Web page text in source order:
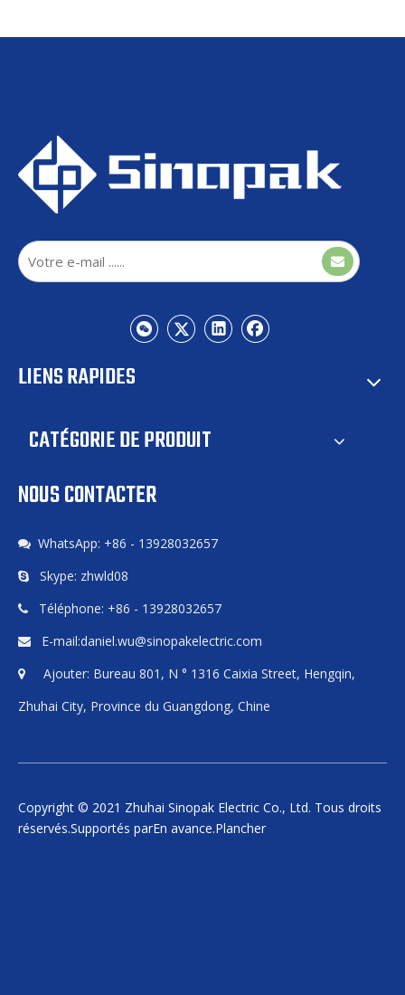
LIENS RAPIDES
CATÉGORIE DE PRODUIT
NOUS CONTACTER
 WhatsApp: +86 - 13928032657
 Skype: zhwld08
 Téléphone: +86 - 13928032657
 E-mail:daniel.wu@sinopakelectric.com
 Ajouter: Bureau 801, N ° 1316 Caixia Street, Hengqin,
Zhuhai City, Province du Guangdong, Chine
Copyright © 2021 Zhuhai Sinopak Electric Co., Ltd. Tous droits
réservés.Supportés parEn avance.Plancher